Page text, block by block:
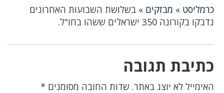
כרמליסט » מבזקים » בשלושת השבועות האחרונים
נדבקו בקורונה 350 ישראלים ששהו בחו"ל.
כתיבת תגובה
האימייל לא יוצג באתר. שדות החובה מסומנים *